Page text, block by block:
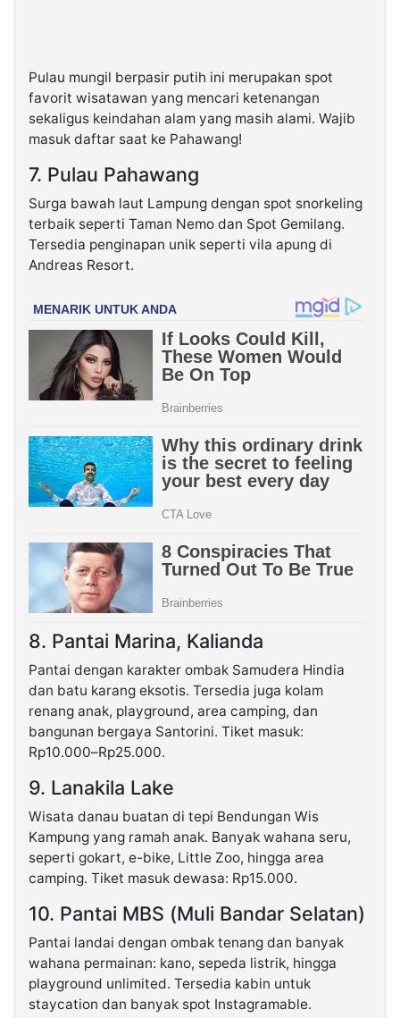
Pulau mungil berpasir putih ini merupakan spot
favorit wisatawan yang mencari ketenangan
sekaligus keindahan alam yang masih alami. Wajib
masuk daftar saat ke Pahawang!
7. Pulau Pahawang
Surga bawah laut Lampung dengan spot snorkeling
terbaik seperti Taman Nemo dan Spot Gemilang.
Tersedia penginapan unik seperti vila apung di
Andreas Resort.
8. Pantai Marina, Kalianda
Pantai dengan karakter ombak Samudera Hindia
dan batu karang eksotis. Tersedia juga kolam
renang anak, playground, area camping, dan
bangunan bergaya Santorini. Tiket masuk:
Rp10.000–Rp25.000.
9. Lanakila Lake
Wisata danau buatan di tepi Bendungan Wis
Kampung yang ramah anak. Banyak wahana seru,
seperti gokart, e-bike, Little Zoo, hingga area
camping. Tiket masuk dewasa: Rp15.000.
10. Pantai MBS (Muli Bandar Selatan)
Pantai landai dengan ombak tenang dan banyak
wahana permainan: kano, sepeda listrik, hingga
playground unlimited. Tersedia kabin untuk
staycation dan banyak spot Instagramable.